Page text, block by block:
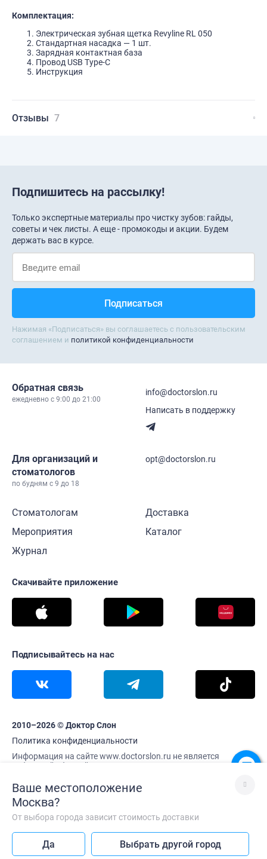
Комплектация:
Электрическая зубная щетка Revyline RL 050
Стандартная насадка — 1 шт.
Зарядная контактная база
Провод USB Type-C
Инструкция
Отзывы 7
Подпишитесь на рассылку!
Только экспертные материалы про чистку зубов: гайды,
советы и чек листы. А еще - промокоды и акции. Будем
держать вас в курсе.
Нажимая «Подписаться» вы соглашаетесь с пользовательским
соглашением и политикой конфиденциальности
Обратная связь
ежедневно c 9:00 до 21:00
info@doctorslon.ru
Написать в поддержку
Для организаций и
стоматологов
по будням с 9 до 18
opt@doctorslon.ru
Стоматологам
Мероприятия
Журнал
Доставка
Каталог
Скачивайте приложение
Подписывайтесь на нас
2010–2026 © Доктор Слон
Политика конфиденциальности
Информация на сайте www.doctorslon.ru не является
публичной офертой
Лучше без VPN
Так сайт работает быстрее
Ваше местоположение
Москва?
От выбора города зависит стоимость доставки
Да Выбрать другой город